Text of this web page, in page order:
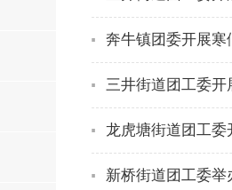
奔牛镇团委开展寒
三井街道团工委开
龙虎塘街道团工委
新桥街道团工委举